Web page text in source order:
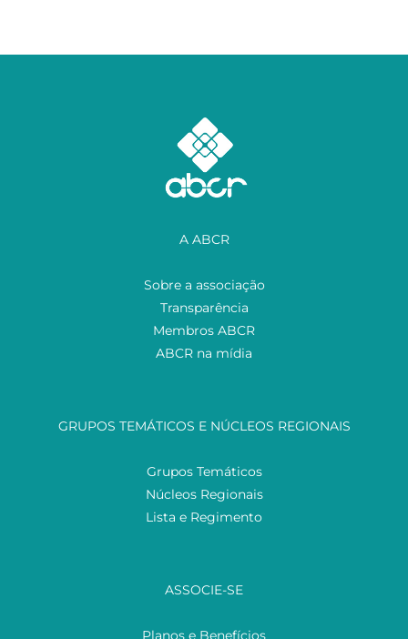
A ABCR
Sobre a associação
Transparência
Membros ABCR
ABCR na mídia
GRUPOS TEMÁTICOS E NÚCLEOS REGIONAIS
Grupos Temáticos
Núcleos Regionais
Lista e Regimento
ASSOCIE-SE
Planos e Benefícios